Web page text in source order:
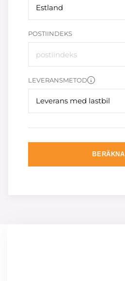
Estland
POSTIINDEKS
LEVERANSMETOD
Leverans med lastbil
BERÄKNA